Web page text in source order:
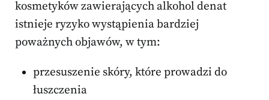
kosmetyków zawierających alkohol denat
istnieje ryzyko wystąpienia bardziej
poważnych objawów, w tym:
przesuszenie skóry, które prowadzi do
łuszczenia